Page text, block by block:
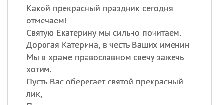
Какой прекрасный праздник сегодня
отмечаем!
Святую Екатерину мы сильно почитаем.
Дорогая Катерина, в честь Ваших именин
Мы в храме православном свечу зажечь
хотим.
Пусть Вас оберегает святой прекрасный
лик,
великомученика
Пантелеймона –
врачей и целителя
больных
09.08 День книголюбов (Book